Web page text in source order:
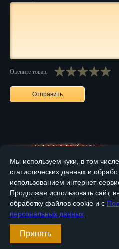
Оцените товар:
Мы используем куки, в том
статистических данных и
использованием интернет-
Продолжая использовать сайт,
обработку файлов cookie и с
персональных данных.
Принять
Главная О компании
Доставка и оплата Контакты
Вход